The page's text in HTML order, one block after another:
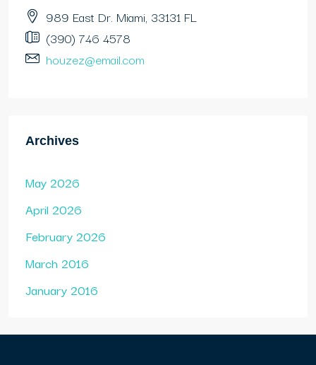
989 East Dr. Miami, 33131 FL
(390) 746 4578
houzez@email.com
Archives
May 2026
April 2026
February 2026
March 2016
January 2016